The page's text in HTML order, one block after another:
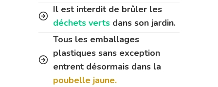
Il est interdit de brûler les
déchets verts dans son jardin.
Tous les emballages
plastiques sans exception
entrent désormais dans la
poubelle jaune.